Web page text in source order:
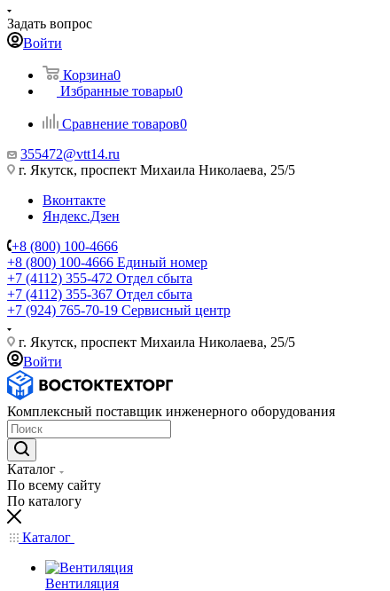
Задать вопрос
Войти
Корзина0
Избранные товары0
Сравнение товаров0
355472@vtt14.ru
г. Якутск, проспект Михаила Николаева, 25/5
Вконтакте
Яндекс.Дзен
+8 (800) 100-4666
+8 (800) 100-4666 Единый номер
+7 (4112) 355-472 Отдел сбыта
+7 (4112) 355-367 Отдел сбыта
+7 (924) 765-70-19 Сервисный центр
г. Якутск, проспект Михаила Николаева, 25/5
Войти
Комплексный поставщик инженерного оборудования
Каталог
По всему сайту
По каталогу
Каталог
Вентиляция